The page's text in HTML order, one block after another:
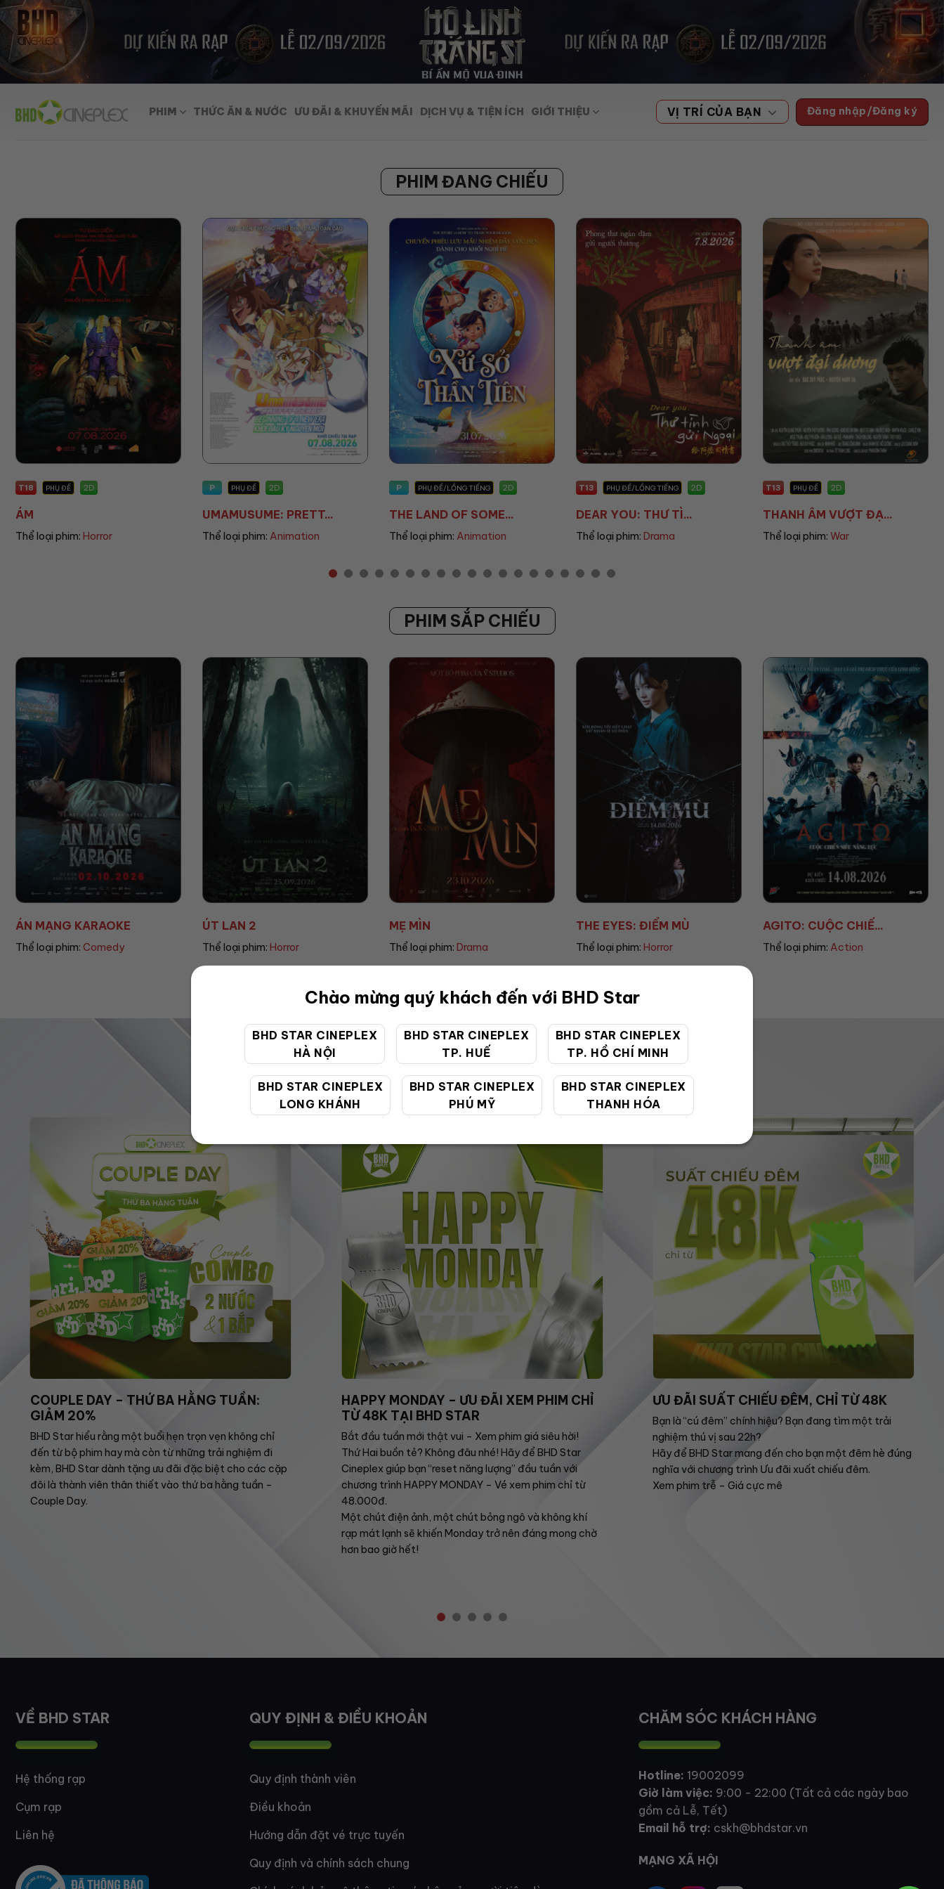
Chào mừng quý khách đến với BHD Star
BHD STAR CINEPLEX
HÀ NỘI
BHD STAR CINEPLEX
TP. HUẾ
BHD STAR CINEPLEX
TP. HỒ CHÍ MINH
BHD STAR CINEPLEX
LONG KHÁNH
BHD STAR CINEPLEX
PHÚ MỸ
BHD STAR CINEPLEX
THANH HÓA
Skip
to
content
PHIM THỨC ĂN & NƯỚC ƯU ĐÃI & KHUYẾN MÃI DỊCH VỤ & TIỆN ÍCH GIỚI THIỆU VỊ TRÍ CỦA BẠN Đăng nhập/Đăng ký
PHIM ĐANG CHIẾU
P PHỤ ĐỀ 2D
UMAMUSUME: PRETT...
Thể loại phim:Animation
P PHỤ ĐỀ/LỒNG TIẾNG
THE LAND OF SOME...
Thể loại phim: Animation
T13 PHỤ ĐỀ/LỒNG TIẾNG 2D
DEAR YOU: THƯ TÌ...
Thể loại phim: Drama
T13 PHỤ ĐỀ 2D
THANH ÂM VƯỢT ĐẠ...
Thể loại phim:War
T16 PHỤ ĐỀ 2D
KIJSADA PARADISE...
Thể loại phim:Horror
PHIM SẮP CHIẾU
ÚT LAN 2
Thể loại phim: Horror
MẸ MÌN
Thể loại phim:Drama
THE EYES: ĐIỂM MÙ
Thể loại phim:Horror
AGITO: CUỘC CHIẾ...
Thể loại phim:Action
AVENGERS: DOOMSD...
Thể loại phim: Sci-fi
ƯU ĐÃI ĐẶC BIỆT
COUPLE DAY – THỨ BA HẰNG TUẦN:
GIẢM 20%
BHD Star hiểu rằng một buổi hẹn trọn vẹn không chỉ
đến từ bộ phim hay mà còn từ những trải nghiệm đi
kèm, BHD Star dành tặng ưu đãi đặc biệt cho các cặp
đôi là thành viên thân thiết vào thứ ba hằng tuần –
Couple Day.
HAPPY MONDAY – ƯU ĐÃI XEM PHIM CHỈ
TỪ 48K TẠI BHD STAR
Bắt đầu tuần mới thật vui – Xem phim giá siêu hời!
Thứ Hai buồn tẻ? Không đâu nhé! Hãy để BHD Star
Cineplex giúp bạn “reset năng lượng” đầu tuần với
chương trình HAPPY MONDAY – Vé xem phim chỉ từ
48.000đ.
Một chút điện ảnh, một chút bỏng ngô và không khí
rạp mát lạnh sẽ khiến Monday trở nên đáng mong chờ
hơn bao giờ hết!
ƯU ĐÃI SUẤT CHIẾU ĐÊM, CHỈ TỪ 48K
Bạn là “cú đêm” chính hiệu? Bạn đang tìm một trải
nghiệm thú vị sau 22h?
Hãy để BHD Star mang đến cho bạn một đêm hè đúng
nghĩa với chương trình Ưu đãi xuất chiếu đêm.
Xem phim trễ – Giá cực mê
VỀ BHD STAR
Hệ thống rạp
Cụm rạp
Liên hệ
QUY ĐỊNH & ĐIỀU KHOẢN
Quy định thành viên
Điều khoản
Hướng dẫn đặt vé trực tuyến
Quy định và chính sách chung
CHĂM SÓC KHÁCH HÀNG
Hotline: 19002099
Giờ làm việc: 9:00 - 22:00 (Tất cả các ngày bao
gồm cả Lễ, Tết)
Email hỗ trợ: cskh@bhdstar.vn
MẠNG XÃ HỘI